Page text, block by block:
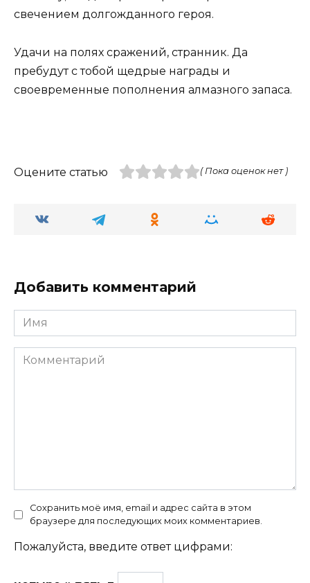
свечением долгожданного героя.
Удачи на полях сражений, странник. Да
пребудут с тобой щедрые награды и
своевременные пополнения алмазного запаса.
Оцените статью ( Пока оценок нет )
Добавить комментарий
Имя
Комментарий
Сохранить моё имя, email и адрес сайта в этом
браузере для последующих моих комментариев.
Пожалуйста, введите ответ цифрами: